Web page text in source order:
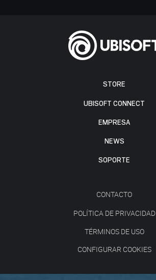
STORE
UBISOFT CONNECT
EMPRESA
NEWS
SOPORTE
CONTACTO
POLÍTICA DE PRIVACIDAD
TÉRMINOS DE USO
CONFIGURAR COOKIES